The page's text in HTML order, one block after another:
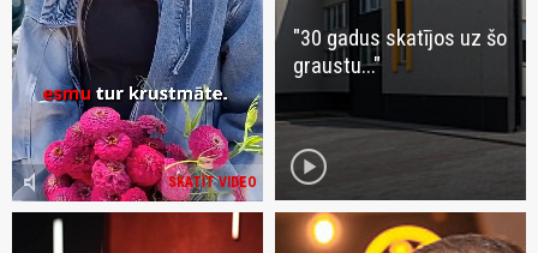
SKATĪT VIDEO
volume_mute
"30 gadus skatījos uz šo
graustu..."
play_circle